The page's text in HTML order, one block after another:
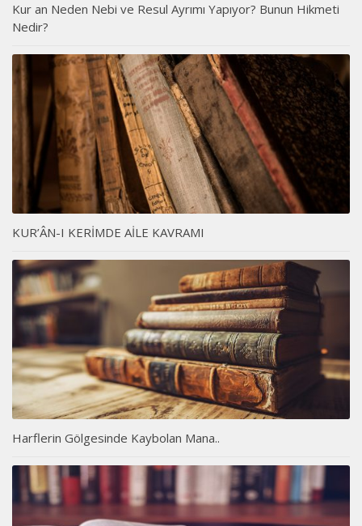
Kur an Neden Nebi ve Resul Ayrımı Yapıyor? Bunun Hikmeti
Nedir?
KUR’ÂN-I KERİMDE AİLE KAVRAMI
Harflerin Gölgesinde Kaybolan Mana..